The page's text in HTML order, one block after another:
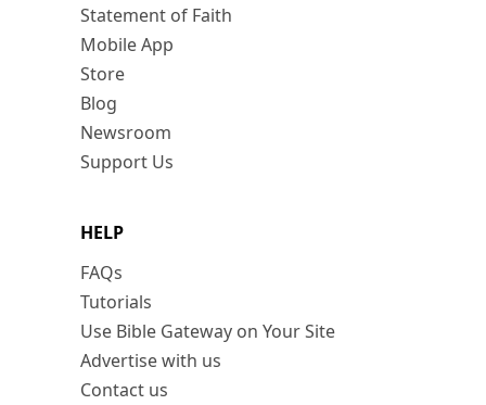
Statement of Faith
Mobile App
Store
Blog
Newsroom
Support Us
HELP
FAQs
Tutorials
Use Bible Gateway on Your Site
Advertise with us
Contact us